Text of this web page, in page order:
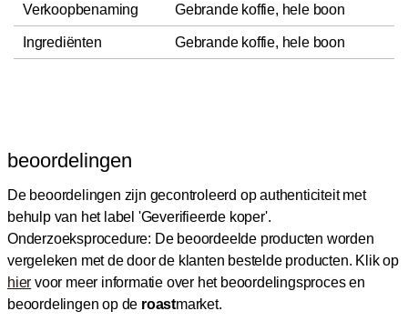
Verkoopbenaming Gebrande koffie, hele boon
Ingrediënten Gebrande koffie, hele boon
beoordelingen
De beoordelingen zijn gecontroleerd op authenticiteit met
behulp van het label 'Geverifieerde koper'.
Onderzoeksprocedure: De beoordeelde producten worden
vergeleken met de door de klanten bestelde producten. Klik op
hier voor meer informatie over het beoordelingsproces en
beoordelingen op de roastmarket.